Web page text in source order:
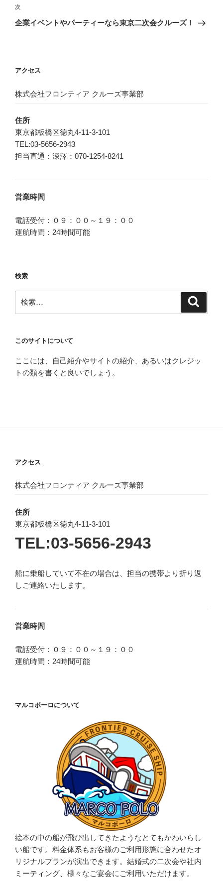
ゲ
ー
次
の
次
企業イベントやパーティーなら東京二次会クルーズ！
アクセス
株式会社フロンティア クルーズ事業部
住所
東京都板橋区徳丸4-11-3-101
TEL:03-5656-2943
担当直通：深澤：070-1254-8241
営業時間
電話受付：０９：００～１９：００
運航時間：24時間可能
検索
索:
このサイトについて
ここには、自己紹介やサイトの紹介、あるいはクレジッ
トの類を書くと良いでしょう。
アクセス
株式会社フロンティア クルーズ事業部
住所
東京都板橋区徳丸4-11-3-101
TEL:03-5656-2943
船に乗船していて不在の場合は、担当の携帯より折り返
しご連絡いたします。
営業時間
電話受付：０９：００～１９：００
運航時間：24時間可能
マルコポーロについて
絵本の中の船が飛び出してきたようなとてもかわいらし
い船です。料金体系もお客様のご利用形態に合わせたオ
リジナルプランが演出できます。結婚式の二次会や社内
ミーティング、様々なご宴会にご利用いただけます。